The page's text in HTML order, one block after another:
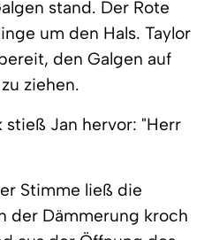
stand. Der Rote
um den Hals. Taylor
den Galgen auf
ziehen.
Jan hervor: "Herr
Stimme ließ die
der Dämmerung kroch